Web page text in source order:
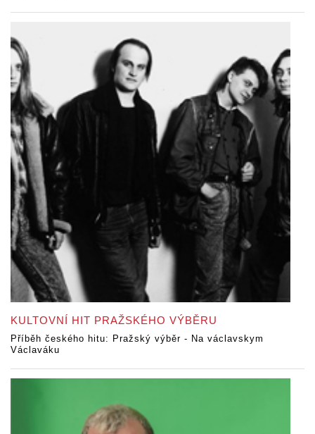
KULTOVNÍ HIT PRAŽSKÉHO VÝBĚRU
Příběh českého hitu: Pražský výběr - Na václavskym
Václaváku